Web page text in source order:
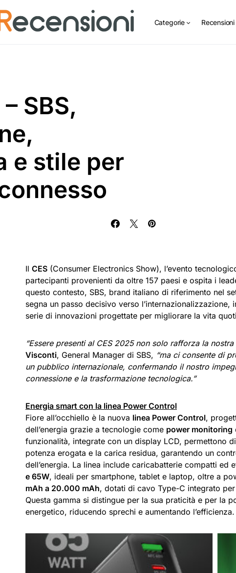
Categorie Recensioni
SBS,
e stile per
Il CES (Consumer Electronics Show), l’evento
partecipanti provenienti da oltre 157 paesi e ospita i
questo contesto, SBS, brand italiano di riferimento nel
segna un passo decisivo verso l’internazionalizzazione,
serie di innovazioni progettate per migliorare la vita
“Essere presenti al CES 2025 non solo rafforza la
Visconti, General Manager di SBS, “ma ci consente di
un pubblico internazionale, confermando il nostro
connessione e la trasformazione tecnologica.”
Energia smart con la linea Power Control
Fiore all’occhiello è la nuova linea Power Control,
dell’energia grazie a tecnologie come power monitoring
funzionalità, integrate con un display LCD, permettono
potenza erogata e la carica residua, garantendo un
dell’energia. La linea include caricabatterie compatti ed
e 65W, ideali per smartphone, tablet e laptop, oltre a
mAh a 20.000 mAh, dotati di cavo Type-C integrato
Questa gamma si distingue per la sua praticità e per la
energetico, riducendo sprechi e aumentando l’efficienza.